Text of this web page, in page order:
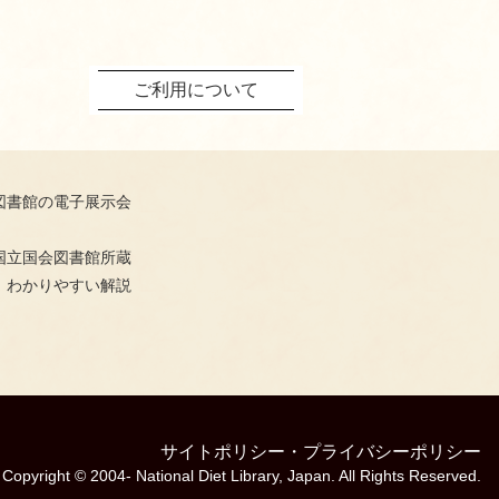
ご利用について
書館の電子展示会
立国会図書館所蔵
かりやすい解説
サイトポリシー ・ プライバシーポリシー
Copyright © 2004- National Diet Library, Japan. All Rights Reserved.